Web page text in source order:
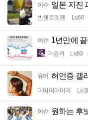
이슈 일본 지진
빈센트멧젠 Lv.60
이슈 1년만에
마검귀 Lv.83
유머 허언증 갤
머머머머머며
이슈 원하는 후